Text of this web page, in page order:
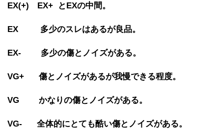
EX(+) EX+ とEXの中間。
EX 多少のスレはあるが良品。
EX- 多少の傷とノイズがある。
VG+ 傷とノイズがあるが我慢できる程度。
VG かなりの傷とノイズがある。
VG- 全体的にとても酷い傷とノイズがある。